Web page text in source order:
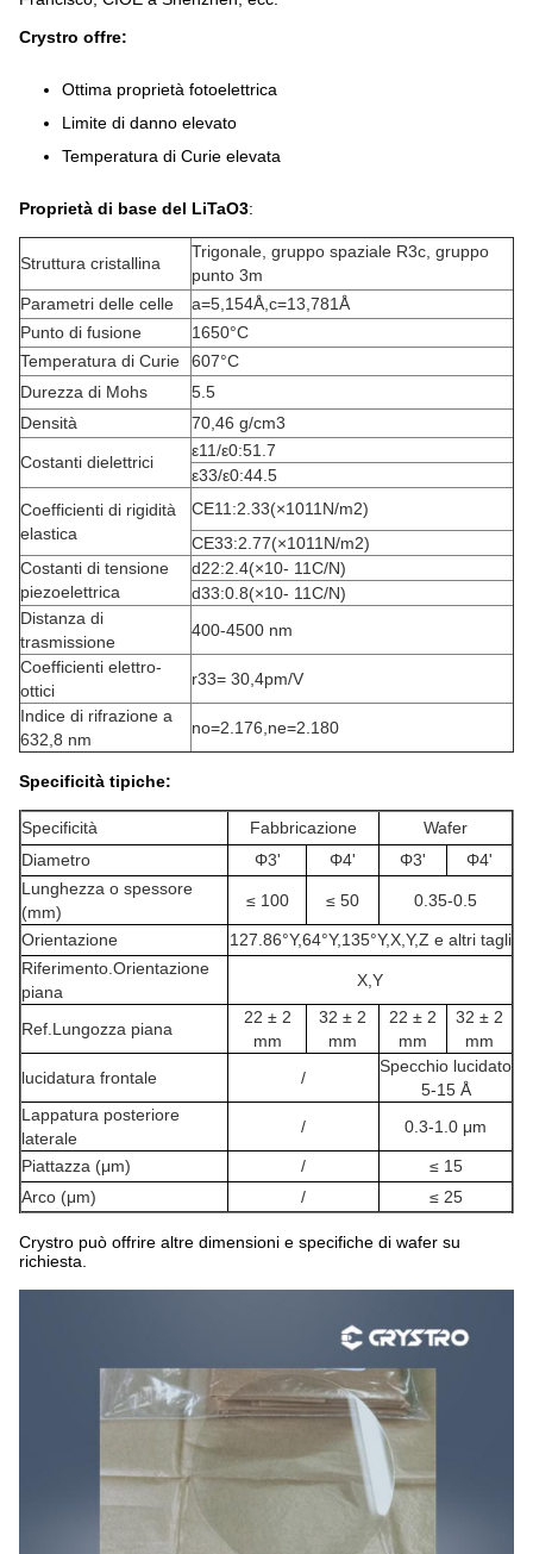
Crystro offre:
Ottima proprietà fotoelettrica
Limite di danno elevato
Temperatura di Curie elevata
Proprietà di base del LiTaO3:
Struttura cristallina
Trigonale, gruppo spaziale R3c, gruppo
punto 3m
Parametri delle celle
a=5,154Å c=13,781Å
Punto di fusione
1650°C
Temperatura di Curie
607°C
Durezza di Mohs
5.5
Densità
70,46 g/cm3
Costanti dielettrici
ε11/ε0:51.7
ε33/ε0:44.5
Coefficienti di rigidità
elastica
CE11 :2.33(×1011 N/m2)
CE33:2.77(×1011 N/m2)
Costanti di tensione
piezoelettrica
d22:2.4(×10- 11C/N)
d33:0.8(×10- 11C/N)
Distanza di
trasmissione
400-4500 nm
Coefficienti elettro-
ottici
r33= 30,4pm/V
Indice di rifrazione a
632,8 nm
no=2.176 ne=2.180
Specificità tipiche:
Specificità Fabbricazione
Wafer
Diametro
Φ3' Φ4' Φ3'
Φ4'
Lunghezza o spessore
(mm)
≤ 100 ≤ 50 0.35-0.5
Orientazione
127.86°Y,64°Y,135°Y,X,Y,Z e altri tagli
Riferimento.Orientazione
piana
X,Y
Ref.Lungozza piana
22 ± 2
mm
32 ± 2
mm
22 ± 2
mm
32 ± 2
mm
lucidatura frontale
/
Specchio lucidato
5-15 Å
Lappatura posteriore
laterale
/ 0.3-1.0 μm
Piattazza (μm) /
≤ 15
Arco (μm)
/ ≤ 25
Crystro può offrire altre dimensioni e specifiche di wafer su
richiesta.